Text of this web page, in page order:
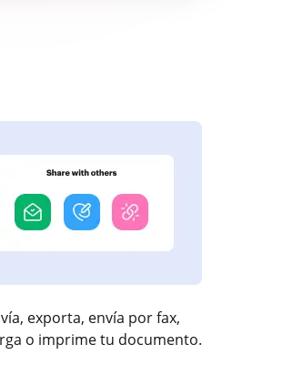
exporta, envía por fax,
o imprime tu documento.